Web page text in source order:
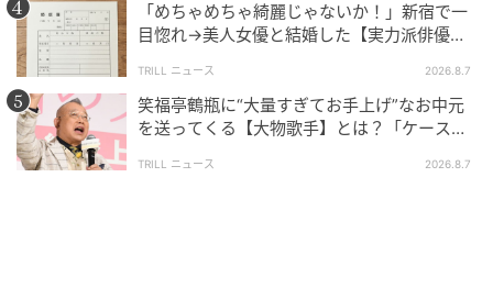
「めちゃめちゃ綺麗じゃないか！」新宿で一
目惚れ→美人女優と結婚した【実力派俳優】
TRILL ニュース 2026.8.7
笑福亭鶴瓶に“大量すぎてお手上げ”なお中元
を送ってくる【大物歌手】とは？「ケースに
TRILL ニュース 2026.8.7